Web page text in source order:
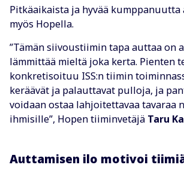
Pitkäaikaista ja hyvää kumppanuutta
myös Hopella.
”Tämän siivoustiimin tapa auttaa on
lämmittää mieltä joka kerta. Pienten
konkretisoituu ISS:n tiimin
keräävät ja palauttavat pulloja, ja
voidaan ostaa lahjoitettavaa tavaraa
ihmisille”, Hopen tiiminvetäjä Taru
Auttamisen ilo motivoi